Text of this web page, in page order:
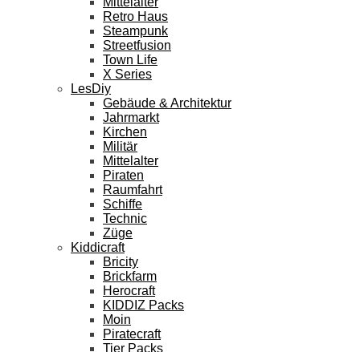
Retro Haus
Steampunk
Streetfusion
Town Life
X Series
LesDiy
Gebäude & Architektur
Jahrmarkt
Kirchen
Militär
Mittelalter
Piraten
Raumfahrt
Schiffe
Technic
Züge
Kiddicraft
Bricity
Brickfarm
Herocraft
KIDDIZ Packs
Moin
Piratecraft
Tier Packs